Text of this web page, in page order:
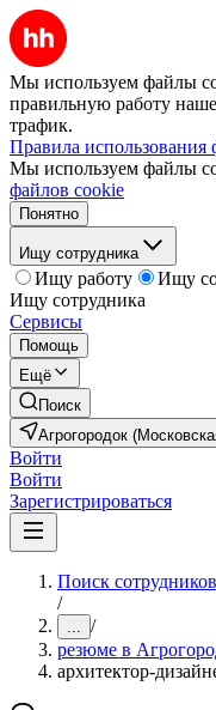
Мы используем файлы
правильную работу
трафик.
Правила использования
Мы используем файлы
файлов cookie
Понятно
Ищу сотрудника
Ищу работу
Ищу
Ищу сотрудника
Сервисы
Помощь
Ещё
Поиск
Агрогородок
Войти
Войти
Зарегистрироваться
Поиск
/
... /
резюме в
архитектор-